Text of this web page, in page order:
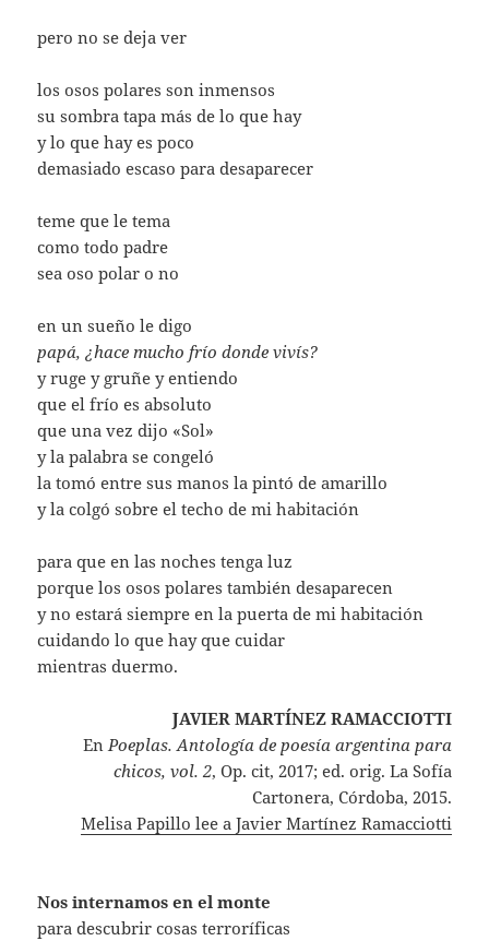
pero no se deja ver
los osos polares son inmensos
su sombra tapa más de lo que hay
y lo que hay es poco
demasiado escaso para desaparecer
teme que le tema
como todo padre
sea oso polar o no
en un sueño le digo
papá, ¿hace mucho frío donde vivís?
y ruge y gruñe y entiendo
que el frío es absoluto
que una vez dijo «Sol»
y la palabra se congeló
la tomó entre sus manos la pintó de amarillo
y la colgó sobre el techo de mi habitación
para que en las noches tenga luz
porque los osos polares también desaparecen
y no estará siempre en la puerta de mi habitación
cuidando lo que hay que cuidar
mientras duermo.
JAVIER MARTÍNEZ RAMACCIOTTI
EnPoeplas. Antología de poesía argentina para
chicos, vol. 2, Op. cit, 2017; ed. orig. La Sofía
Cartonera, Córdoba, 2015.
Melisa Papillo lee a Javier Martínez Ramacciotti
Nos internamos en el monte
para descubrir cosas terroríficas